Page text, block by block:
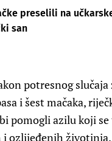
preselili na
san
potresnog
i šest mačaka,
pomogli azilu koji
i ozlijeđenih životinja.